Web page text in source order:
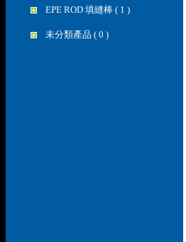
EPE ROD 填縫棒 ( 1 )
未分類產品 ( 0 )